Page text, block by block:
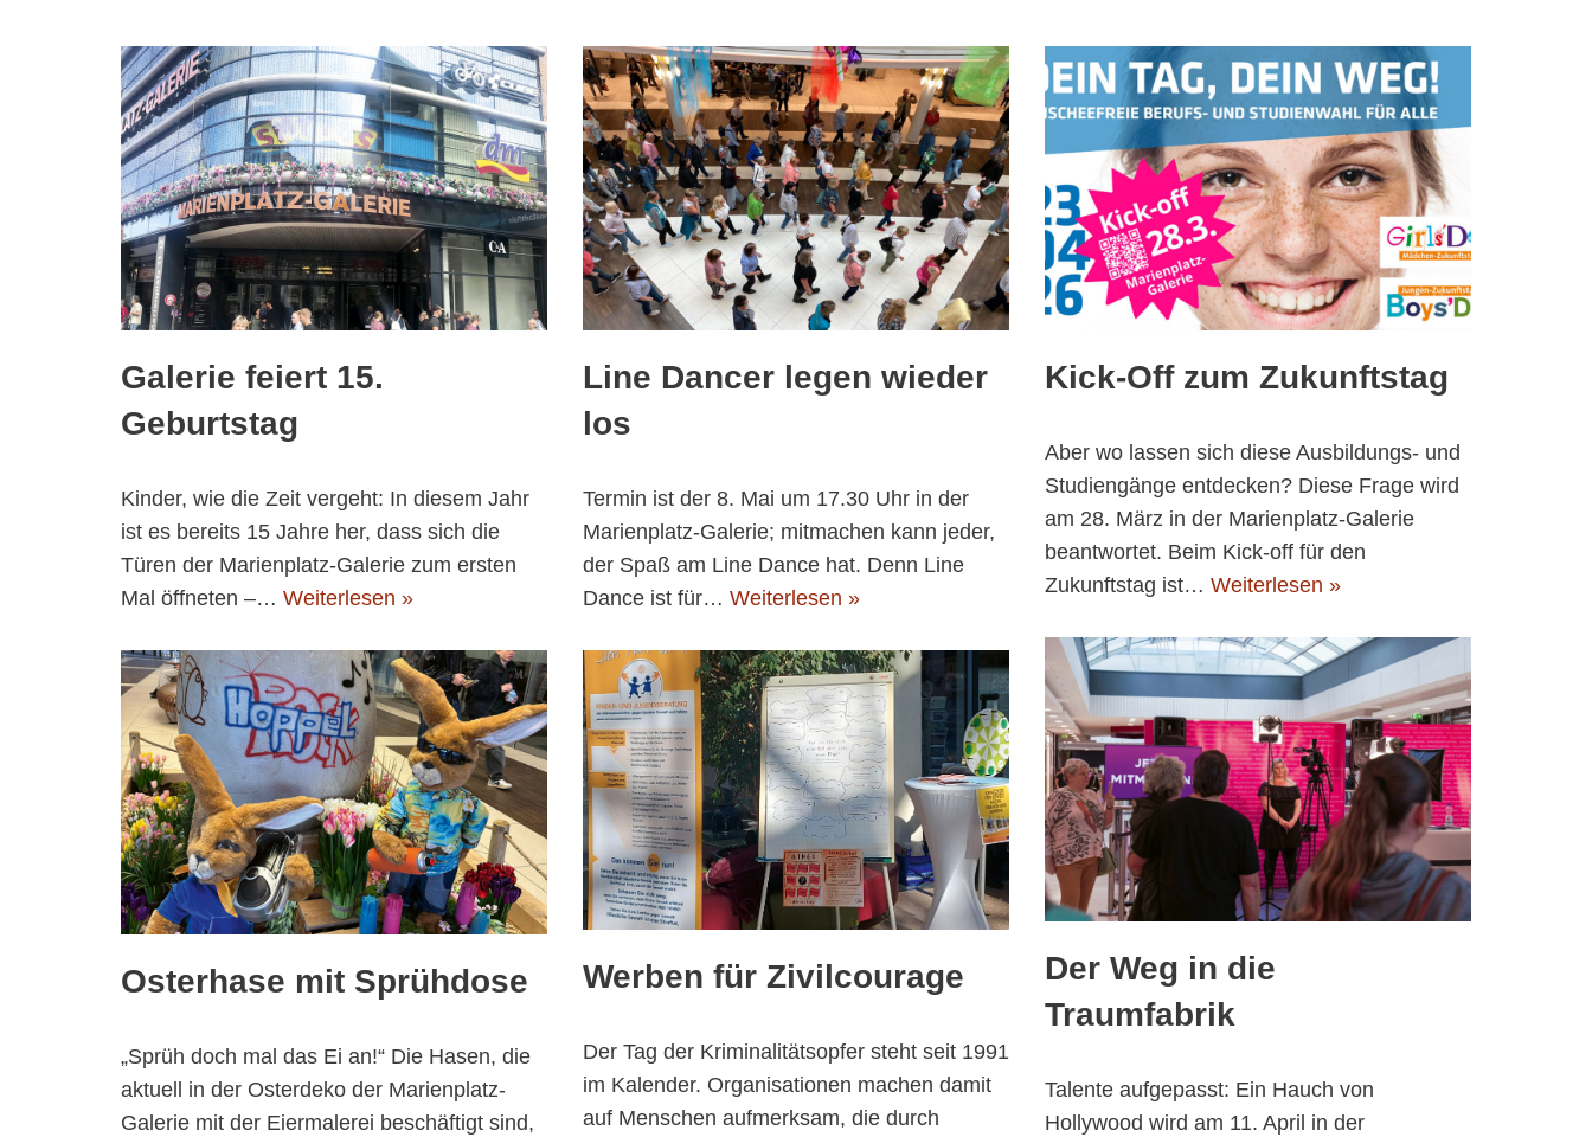
Galerie feiert 15.
Geburtstag
Kinder, wie die Zeit vergeht: In diesem Jahr
ist es bereits 15 Jahre her, dass sich die
Türen der Marienplatz-Galerie zum ersten
Mal öffneten –… Weiterlesen »
Line Dancer legen wieder
los
Termin ist der 8. Mai um 17.30 Uhr in der
Marienplatz-Galerie; mitmachen kann jeder,
der Spaß am Line Dance hat. Denn Line
Dance ist für… Weiterlesen »
Kick-Off zum Zukunftstag
Aber wo lassen sich diese Ausbildungs- und
Studiengänge entdecken? Diese Frage wird
am 28. März in der Marienplatz-Galerie
beantwortet. Beim Kick-off für den
Zukunftstag ist… Weiterlesen »
Der Weg in die
Traumfabrik
Talente aufgepasst: Ein Hauch von
Hollywood wird am 11. April in der
Osterhase mit Sprühdose
„Sprüh doch mal das Ei an!“ Die Hasen, die
aktuell in der Osterdeko der Marienplatz-
Galerie mit der Eiermalerei beschäftigt sind,
Werben für Zivilcourage
Der Tag der Kriminalitätsopfer steht seit 1991
im Kalender. Organisationen machen damit
auf Menschen aufmerksam, die durch